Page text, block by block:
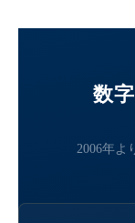
数
2006年よ